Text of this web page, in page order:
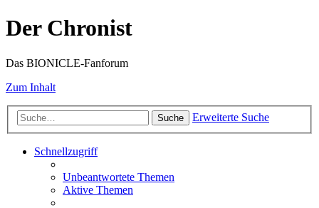
Der Chronist
Das BIONICLE-Fanforum
Zum Inhalt
Suche Erweiterte Suche
Schnellzugriff
Unbeantwortete Themen
Aktive Themen